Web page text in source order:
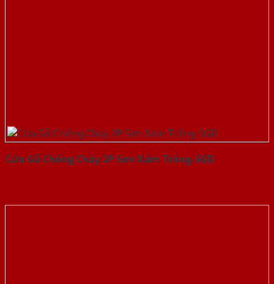
Cửa Gỗ Chống Cháy 2P Sơn Xám Trắng-SGD